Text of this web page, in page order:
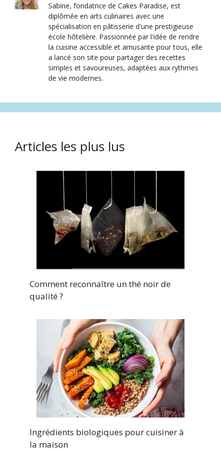
Sabine, fondatrice de Cakes Paradise, est
diplômée en arts culinaires avec une
spécialisation en pâtisserie d'une prestigieuse
école hôtelière. Passionnée par l'idée de rendre
la cuisine accessible et amusante pour tous, elle
a lancé son site pour partager des recettes
simples et savoureuses, adaptées aux rythmes
de vie modernes.
Articles les plus lus
Comment reconnaître un thé noir de
qualité ?
Ingrédients biologiques pour cuisiner à
la maison